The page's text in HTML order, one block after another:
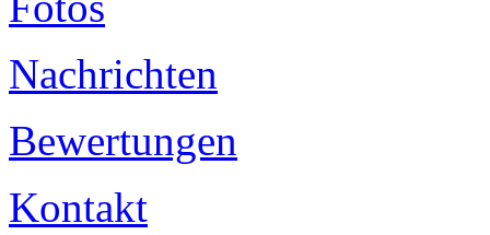
Nachrichten
Bewertungen
Kontakt